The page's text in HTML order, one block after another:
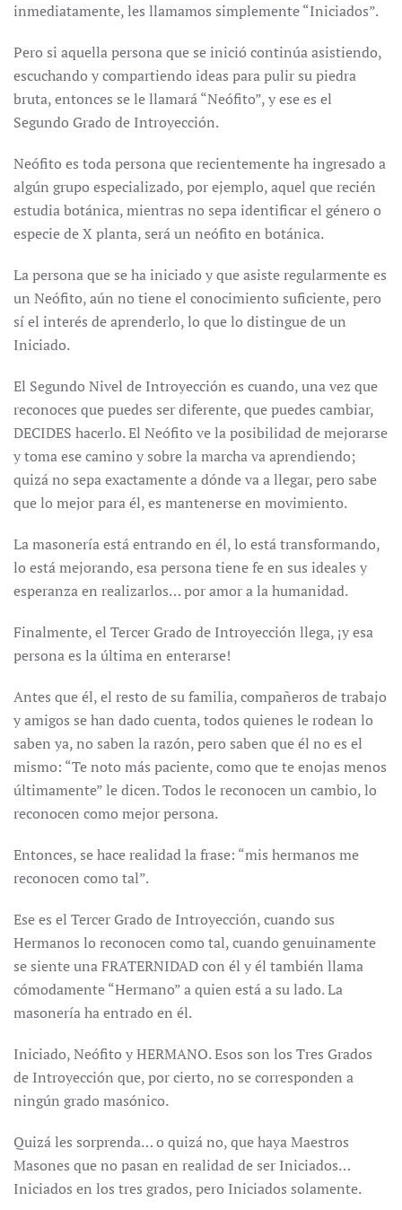
inmediatamente, les llamamos simplemente “Iniciados”.
Pero si aquella persona que se inició continúa asistiendo,
escuchando y compartiendo ideas para pulir su piedra
bruta, entonces se le llamará “Neófito”, y ese es el
Segundo Grado de Introyección.
Neófito es toda persona que recientemente ha ingresado a
algún grupo especializado, por ejemplo, aquel que recién
estudia botánica, mientras no sepa identificar el género o
especie de X planta, será un neófito en botánica.
La persona que se ha iniciado y que asiste regularmente es
un Neófito, aún no tiene el conocimiento suficiente, pero
sí el interés de aprenderlo, lo que lo distingue de un
Iniciado.
El Segundo Nivel de Introyección es cuando, una vez que
reconoces que puedes ser diferente, que puedes cambiar,
DECIDES hacerlo. El Neófito ve la posibilidad de mejorarse
y toma ese camino y sobre la marcha va aprendiendo;
quizá no sepa exactamente a dónde va a llegar, pero sabe
que lo mejor para él, es mantenerse en movimiento.
La masonería está entrando en él, lo está transformando,
lo está mejorando, esa persona tiene fe en sus ideales y
esperanza en realizarlos… por amor a la humanidad.
Finalmente, el Tercer Grado de Introyección llega, ¡y esa
persona es la última en enterarse!
Antes que él, el resto de su familia, compañeros de trabajo
y amigos se han dado cuenta, todos quienes le rodean lo
saben ya, no saben la razón, pero saben que él no es el
mismo: “Te noto más paciente, como que te enojas menos
últimamente” le dicen. Todos le reconocen un cambio, lo
reconocen como mejor persona.
Entonces, se hace realidad la frase: “mis hermanos me
reconocen como tal”.
Ese es el Tercer Grado de Introyección, cuando sus
Hermanos lo reconocen como tal, cuando genuinamente
se siente una FRATERNIDAD con él y él también llama
cómodamente “Hermano” a quien está a su lado. La
masonería ha entrado en él.
Iniciado, Neófito y HERMANO. Esos son los Tres Grados
de Introyección que, por cierto, no se corresponden a
ningún grado masónico.
Quizá les sorprenda… o quizá no, que haya Maestros
Masones que no pasan en realidad de ser Iniciados…
Iniciados en los tres grados, pero Iniciados solamente.